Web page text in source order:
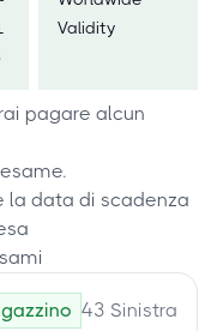
Validity
pagare alcun
la data di scadenza
43 Sinistra